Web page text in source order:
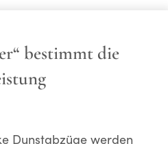
bestimmt die
Dunstabzüge werden